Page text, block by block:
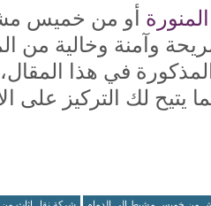
أو من خميس
وآمنة وخالية من
في هذا
لك التركيز على